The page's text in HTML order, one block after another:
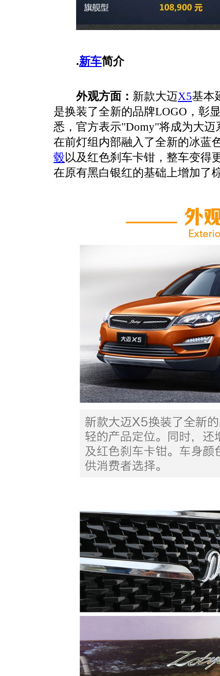
.新车简介
外观方面： 新款大迈X5基本
是换装了全新的品牌LOGO，彰
悉，官方表示"Domy"将成为大
在前灯组内部融入了全新的冰蓝
毂以及红色刹车卡钳，整车变得
在原有黑白银红的基础上增加了